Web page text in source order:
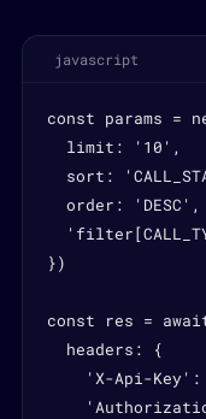
javascript
const params =
  limit: '10',
sort:
  order: 'DESC',
})
const res =
  headers: {
'X-Api-Key':